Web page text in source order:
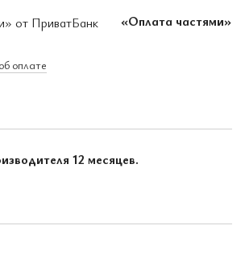
«Оплата частями»
оплате
12 месяцев.